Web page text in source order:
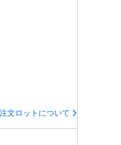
文ロットについて